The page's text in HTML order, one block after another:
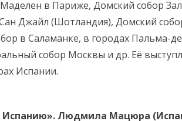
в Париже, Домский собор
Джайл (Шотландия), Домский
в Саламанке, в городах Пальма-
собор Москвы и др. Её
Испании.
Испанию». Людмила Мацюра